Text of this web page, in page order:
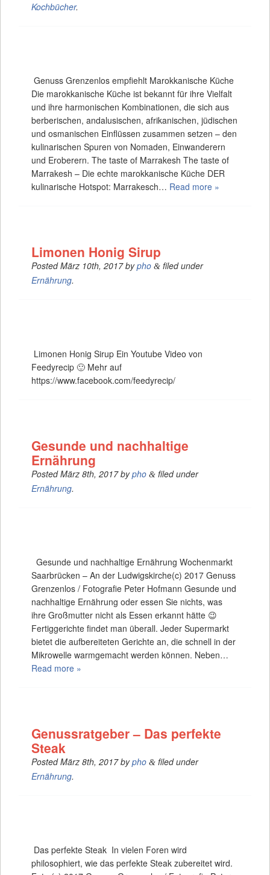
Kochbücher.
Genuss Grenzenlos empfiehlt Marokkanische Küche
Die marokkanische Küche ist bekannt für ihre Vielfalt
und ihre harmonischen Kombinationen, die sich aus
berberischen, andalusischen, afrikanischen, jüdischen
und osmanischen Einflüssen zusammen setzen – den
kulinarischen Spuren von Nomaden, Einwanderern
und Eroberern. The taste of Marrakesh The taste of
Marrakesh – Die echte marokkanische Küche DER
kulinarische Hotspot: Marrakesch… Read more »
Limonen Honig Sirup
PostedMärz 10th, 2017bypho & filed under
Ernährung.
Limonen Honig Sirup Ein Youtube Video von
Feedyrecip 🙂 Mehr auf
https://www.facebook.com/feedyrecip/
Gesunde und nachhaltige
Ernährung
PostedMärz 8th, 2017bypho & filed under
Ernährung.
Gesunde und nachhaltige Ernährung Wochenmarkt
Saarbrücken – An der Ludwigskirche(c) 2017 Genuss
Grenzenlos / Fotografie Peter Hofmann Gesunde und
nachhaltige Ernährung oder essen Sie nichts, was
ihre Großmutter nicht als Essen erkannt hätte 😉
Fertiggerichte findet man überall. Jeder Supermarkt
bietet die aufbereiteten Gerichte an, die schnell in der
Mikrowelle warmgemacht werden können. Neben…
Read more »
Genussratgeber – Das perfekte
Steak
PostedMärz 8th, 2017bypho & filed under
Ernährung.
Das perfekte Steak In vielen Foren wird
philosophiert, wie das perfekte Steak zubereitet wird.